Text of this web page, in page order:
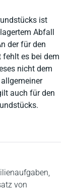
ist
Abfall
der für den
es bei dem
nicht dem
auch für den
von